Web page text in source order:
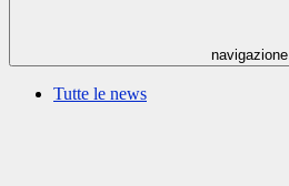
navigazione
Tutte le news